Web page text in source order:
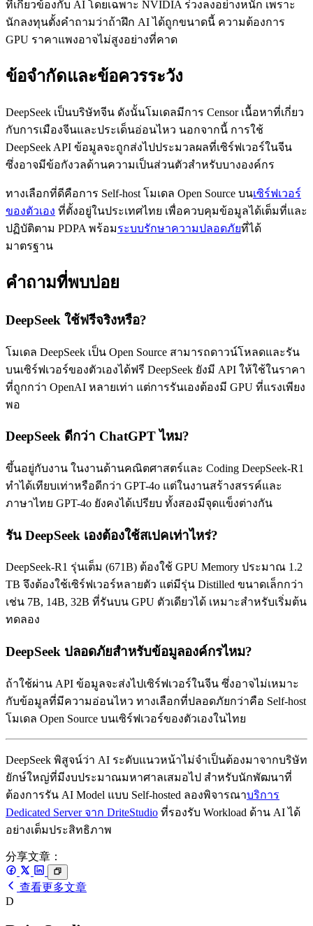
ที่เกี่ยวข้องกับ AI โดยเฉพาะ NVIDIA ร่วงลงอย่างหนัก เพราะ
นักลงทุนตั้งคำถามว่าถ้าฝึก AI ได้ถูกขนาดนี้ ความต้องการ
GPU ราคาแพงอาจไม่สูงอย่างที่คาด
ข้อจำกัดและข้อควรระวัง
DeepSeek เป็นบริษัทจีน ดังนั้นโมเดลมีการ Censor เนื้อหาที่เกี่ยว
กับการเมืองจีนและประเด็นอ่อนไหว นอกจากนี้ การใช้
DeepSeek API ข้อมูลจะถูกส่งไปประมวลผลที่เซิร์ฟเวอร์ในจีน
ซึ่งอาจมีข้อกังวลด้านความเป็นส่วนตัวสำหรับบางองค์กร
ทางเลือกที่ดีคือการ Self-host โมเดล Open Source บนเซิร์ฟเวอร์
ของตัวเอง ที่ตั้งอยู่ในประเทศไทย เพื่อควบคุมข้อมูลได้เต็มที่และ
ปฏิบัติตาม PDPA พร้อมระบบรักษาความปลอดภัยที่ได้
มาตรฐาน
คำถามที่พบบ่อย
DeepSeek ใช้ฟรีจริงหรือ?
โมเดล DeepSeek เป็น Open Source สามารถดาวน์โหลดและรัน
บนเซิร์ฟเวอร์ของตัวเองได้ฟรี DeepSeek ยังมี API ให้ใช้ในราคา
ที่ถูกกว่า OpenAI หลายเท่า แต่การรันเองต้องมี GPU ที่แรงเพียง
พอ
DeepSeek ดีกว่า ChatGPT ไหม?
ขึ้นอยู่กับงาน ในงานด้านคณิตศาสตร์และ Coding DeepSeek-R1
ทำได้เทียบเท่าหรือดีกว่า GPT-4o แต่ในงานสร้างสรรค์และ
ภาษาไทย GPT-4o ยังคงได้เปรียบ ทั้งสองมีจุดแข็งต่างกัน
รัน DeepSeek เองต้องใช้สเปคเท่าไหร่?
DeepSeek-R1 รุ่นเต็ม (671B) ต้องใช้ GPU Memory ประมาณ 1.2
TB จึงต้องใช้เซิร์ฟเวอร์หลายตัว แต่มีรุ่น Distilled ขนาดเล็กกว่า
เช่น 7B, 14B, 32B ที่รันบน GPU ตัวเดียวได้ เหมาะสำหรับเริ่มต้น
ทดลอง
DeepSeek ปลอดภัยสำหรับข้อมูลองค์กรไหม?
ถ้าใช้ผ่าน API ข้อมูลจะส่งไปเซิร์ฟเวอร์ในจีน ซึ่งอาจไม่เหมาะ
กับข้อมูลที่มีความอ่อนไหว ทางเลือกที่ปลอดภัยกว่าคือ Self-host
โมเดล Open Source บนเซิร์ฟเวอร์ของตัวเองในไทย
DeepSeek พิสูจน์ว่า AI ระดับแนวหน้าไม่จำเป็นต้องมาจากบริษัท
ยักษ์ใหญ่ที่มีงบประมาณมหาศาลเสมอไป สำหรับนักพัฒนาที่
ต้องการรัน AI Model แบบ Self-hosted ลองพิจารณาบริการ
Dedicated Server จาก DriteStudio ที่รองรับ Workload ด้าน AI ได้
อย่างเต็มประสิทธิภาพ
分享文章：
查看更多文章
D